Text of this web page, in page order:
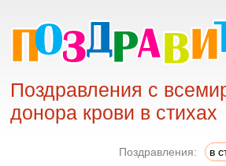
Поздравления с
донора крови в стихах
Поздравления: в